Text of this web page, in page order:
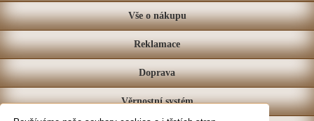
Vše o nákupu
Reklamace
Doprava
Věrnostní systém